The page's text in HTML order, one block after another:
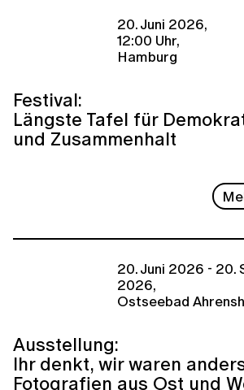
20. Juni 2026,
12:00 Uhr,
Hamburg
Festival:
Längste Tafel für
und Zusammenhalt
20. Juni 2026 - 20.
2026,
Ostseebad
Ausstellung:
Ihr denkt, wir waren
Fotografien aus Ost und